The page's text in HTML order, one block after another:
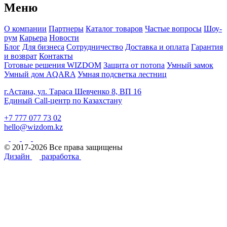
Меню
О компании Партнеры Каталог товаров Частые вопросы Шоу-
рум Карьера Новости
Блог Для бизнеса Сотрудничество Доставка и оплата Гарантия
и возврат Контакты
Готовые решения WIZDOM Защита от потопа Умный замок
Умный дом AQARA Умная подсветка лестниц
г.Астана, ул. Тараса Шевченко 8, ВП 16
Единый Call-центр по Казахстану
+7 777 077 73 02
hello@wizdom.kz
© 2017-2026 Все права защищены
Дизайн
разработка